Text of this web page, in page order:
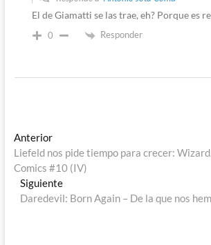
El de Giamatti se las trae, eh? Porque es
0 Responder
Navegación
de
entradas
AnteriorEntrada
anterior:
Liefeld nos pide tiempo para crecer:
Comics #10 (IV)
SiguienteEntrada
siguiente:
Daredevil: Born Again – De la que nos